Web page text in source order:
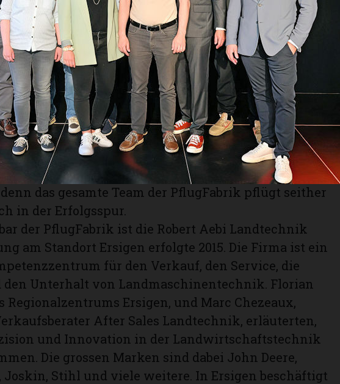
Pflügen und das Geschäft konzentrierte sich auf
Land- und Forstmaschinen. Heute wird in der
der PflugFabrik immer noch gearbeitet.
mittlerweile aber auch am grossen Glück, denn
in der Eventlocation PflugFabrik neben
und grossen Esskultur-Events und vielem Weiterem
mit Apéros inklusive den Trauzeremonien selbst
fulminanten Festessen statt. Die Idee zum
Franz Fankhauser im Jahr 2020 mit seiner
Conny Ruchti um. Ein guter Entscheid für die
das gesamte Team der PflugFabrik pflügt seither
in der Erfolgsspur.
der PflugFabrik ist die Robert Aebi Landtechnik
am Standort Ersigen erfolgte 2015. Die Firma ist ein
für den Verkauf, den Service, die
den Unterhalt von Landmaschinentechnik. Florian
Regionalzentrums Ersigen, und Marc Chezeaux,
After Sales Landtechnik, erläuterten,
und Innovation in der Landwirtschaftstechnik
Die grossen Marken sind dabei John Deere,
Joskin, Stihl und viele weitere. In Ersigen beschäftigt